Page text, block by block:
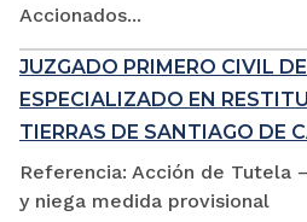
Accionados...
JUZGADO PRIMERO CIVIL
ESPECIALIZADO EN
TIERRAS DE SANTIAGO DE
Referencia: Acción de Tutela
y niega medida provisional